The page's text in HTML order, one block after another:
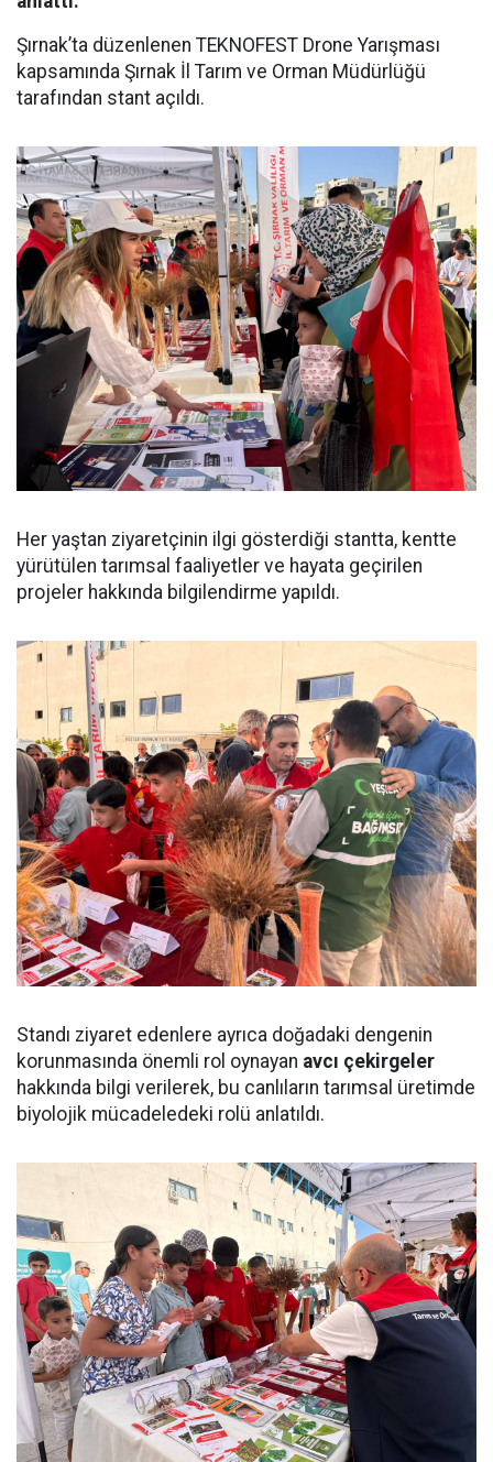
Şırnak’ta düzenlenen TEKNOFEST Drone Yarışması
kapsamında Şırnak İl Tarım ve Orman Müdürlüğü
tarafından stant açıldı.
Her yaştan ziyaretçinin ilgi gösterdiği stantta, kentte
yürütülen tarımsal faaliyetler ve hayata geçirilen
projeler hakkında bilgilendirme yapıldı.
Standı ziyaret edenlere ayrıca doğadaki dengenin
korunmasında önemli rol oynayan avcı çekirgeler
hakkında bilgi verilerek, bu canlıların tarımsal üretimde
biyolojik mücadeledeki rolü anlatıldı.